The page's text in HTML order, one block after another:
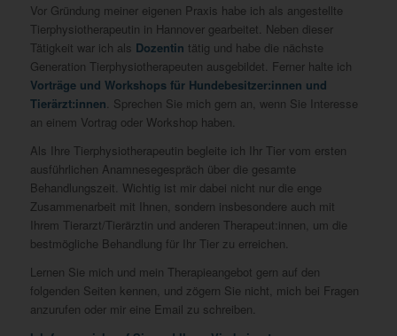
Vor Gründung meiner eigenen Praxis habe ich als angestellte
Tierphysiotherapeutin in Hannover gearbeitet. Neben dieser
Tätigkeit war ich als Dozentin tätig und habe die nächste
Generation Tierphysiotherapeuten ausgebildet. Ferner halte ich
Vorträge und Workshops für Hundebesitzer:innen und
Tierärzt:innen . Sprechen Sie mich gern an, wenn Sie Interesse
an einem Vortrag oder Workshop haben.
Als Ihre Tierphysiotherapeutin begleite ich Ihr Tier vom ersten
ausführlichen Anamnesegespräch über die gesamte
Behandlungszeit. Wichtig ist mir dabei nicht nur die enge
Zusammenarbeit mit Ihnen, sondern insbesondere auch mit
Ihrem Tierarzt/Tierärztin und anderen Therapeut:innen, um die
bestmögliche Behandlung für Ihr Tier zu erreichen.
Lernen Sie mich und mein Therapieangebot gern auf den
folgenden Seiten kennen, und zögern Sie nicht, mich bei Fragen
anzurufen oder mir eine Email zu schreiben.